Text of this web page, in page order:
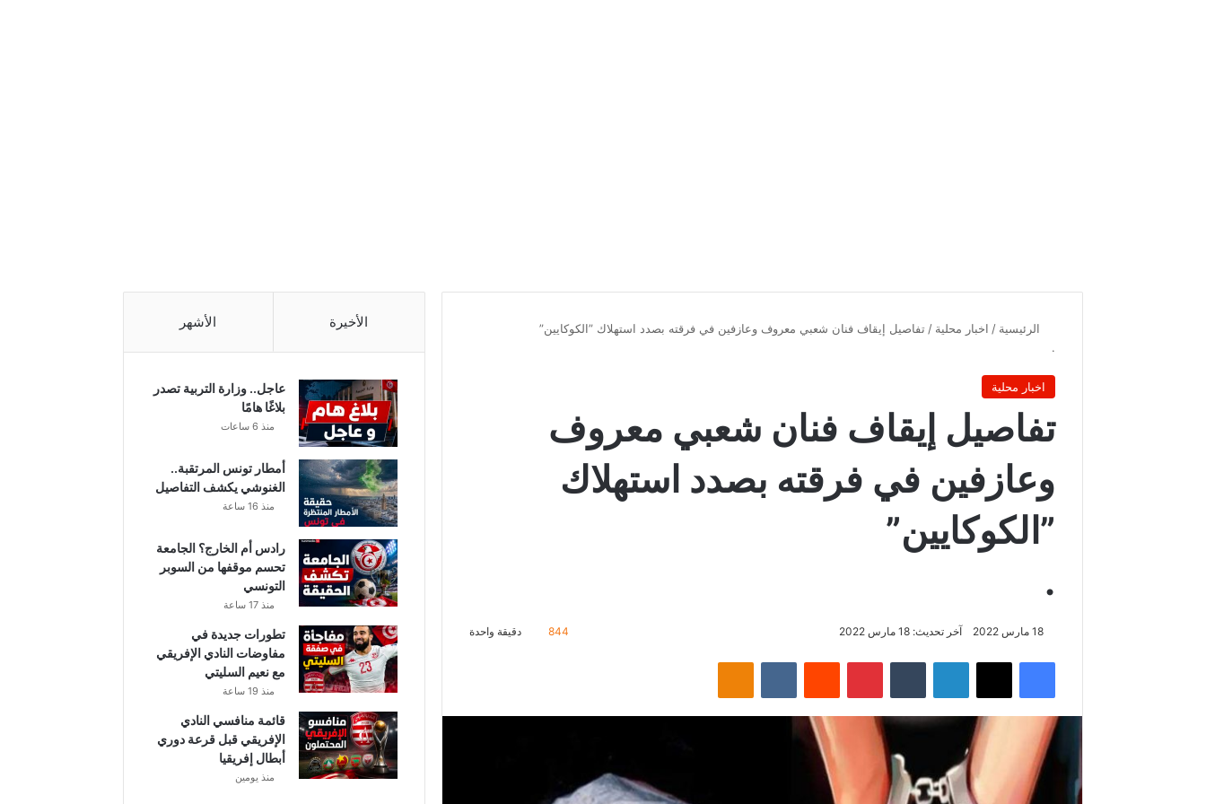
الرئيسية / اخبار محلية / تفاصيل إيقاف فنان شعبي معروف وعازفين في فرقته بصدد استهلاك ”الكوكايين”
.
اخبار محلية
تفاصيل إيقاف فنان شعبي معروف
وعازفين في فرقته بصدد استهلاك
”الكوكايين”
.
18 مارس 2022 آخر تحديث: 18 مارس 2022 844 دقيقة واحدة
فيسبوك ‫X لينكدإن بينتيريست Odnoklassniki
الأخيرة الأشهر
عاجل.. وزارة التربية تصدر
بلاغًا هامًا
منذ 6 ساعات
أمطار تونس المرتقبة..
الغنوشي يكشف التفاصيل
منذ 16 ساعة
رادس أم الخارج؟ الجامعة
تحسم موقفها من السوبر
التونسي
منذ 17 ساعة
تطورات جديدة في
مفاوضات النادي الإفريقي
مع نعيم السليتي
منذ 19 ساعة
قائمة منافسي النادي
الإفريقي قبل قرعة دوري
أبطال إفريقيا
منذ يومين